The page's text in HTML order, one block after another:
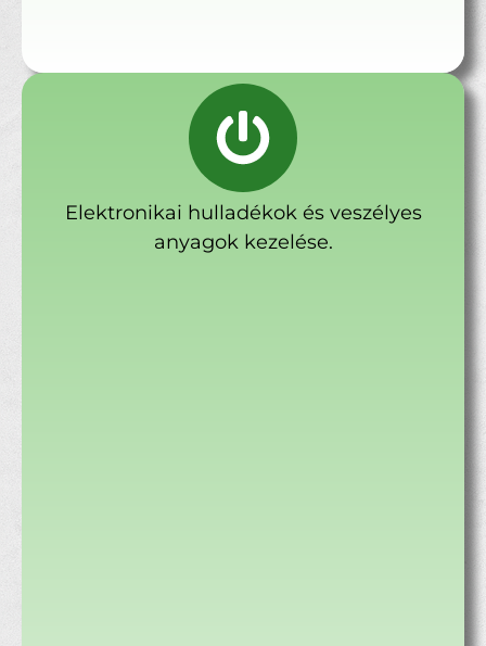
Elektronikai hulladékok és veszélyes
anyagok kezelése.